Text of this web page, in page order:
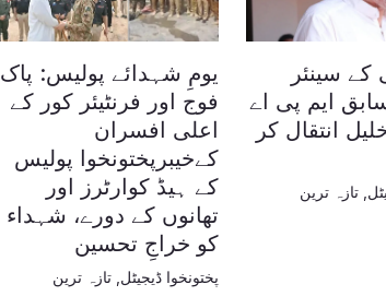
کے سینئر
ایم پی اے
انتقال کر
,تازہ ترین
یومِ شہدائے پولیس: پاک
فوج اور فرنٹیئر کور کے
اعلی افسران
کےخیبرپختونخوا پولیس
کے ہیڈ کوارٹرز اور
تھانوں کے دورے، شہداء
کو خراجِ تحسین
پختونخوا ڈیجیٹل ,تازہ ترین